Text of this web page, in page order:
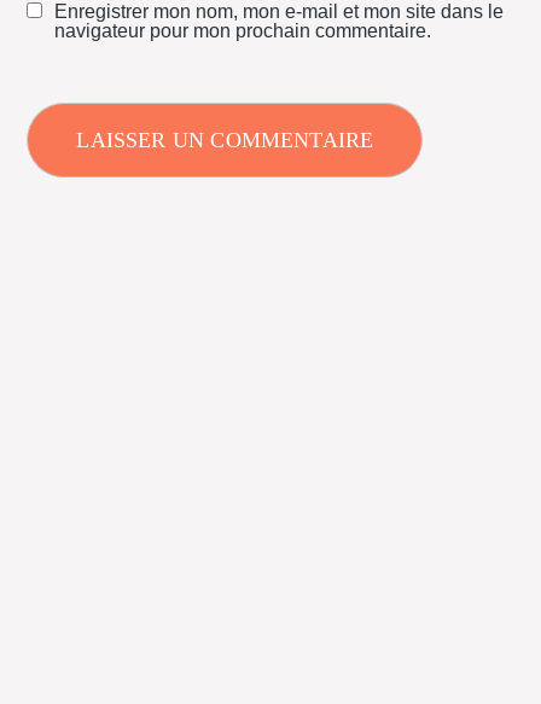
Enregistrer mon nom, mon e-mail et mon site dans le
navigateur pour mon prochain commentaire.